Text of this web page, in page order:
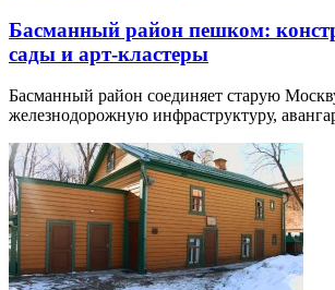
Басманный район пешком:
сады и арт-кластеры
Басманный район соединяет старую
железнодорожную инфраструктуру,